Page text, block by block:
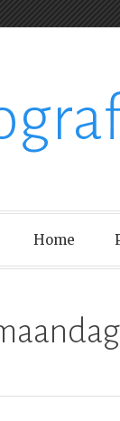
Home